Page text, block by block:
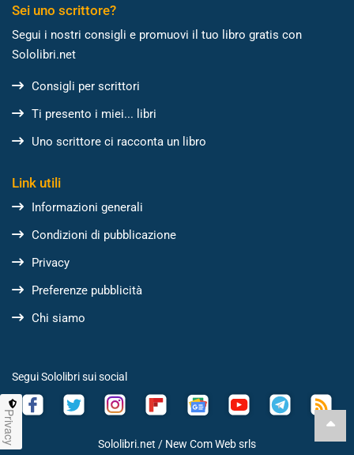
Sei uno scrittore?
Segui i nostri consigli e promuovi il tuo libro gratis con
Sololibri.net
Consigli per scrittori
Ti presento i miei... libri
Uno scrittore ci racconta un libro
Link utili
Informazioni generali
Condizioni di pubblicazione
Privacy
Preferenze pubblicità
Chi siamo
Segui Sololibri sui social
Sololibri.net / New Com Web srls
Privacy